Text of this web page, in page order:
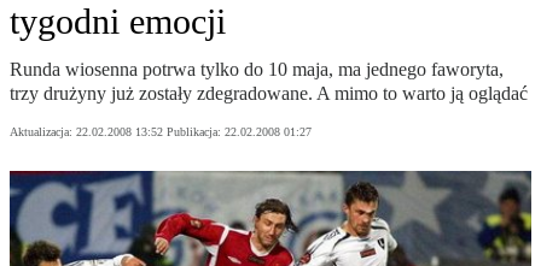
tygodni emocji
Runda wiosenna potrwa tylko do 10 maja, ma jednego faworyta,
trzy drużyny już zostały zdegradowane. A mimo to warto ją oglądać
Aktualizacja: 22.02.2008 13:52 Publikacja: 22.02.2008 01:27